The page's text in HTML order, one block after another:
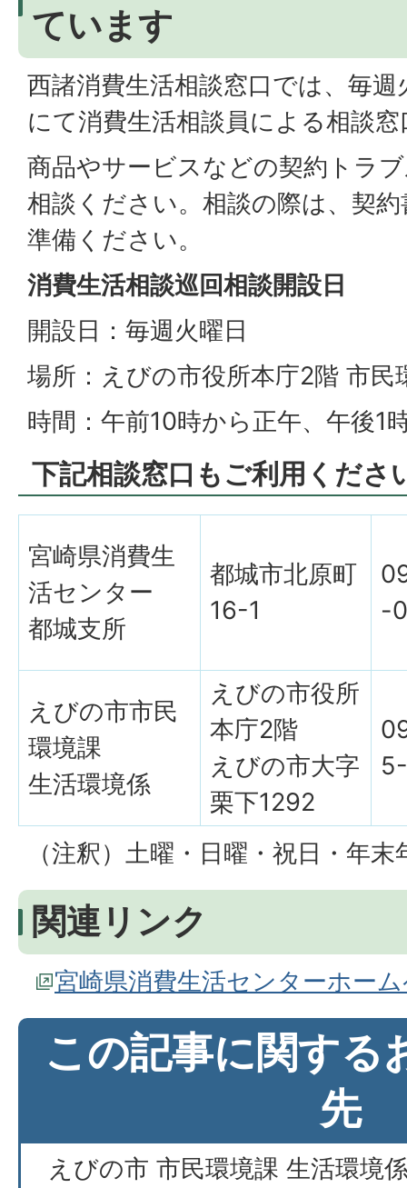
ています
西諸消費生活相談窓口では、毎
にて消費生活相談員による相談
商品やサービスなどの契約トラ
相談ください。相談の際は、契
準備ください。
消費生活相談巡回相談開設日
開設日：毎週火曜日
場所：えびの市役所本庁2階 市民
時間：午前10時から正午、午後1
下記相談窓口もご利用くださ
宮崎県消費生
活センター
都城支所
都城市北原町
16-1
-
えびの市市民
環境課
生活環境係
えびの市役所
本庁2階
えびの市大字
栗下1292
（注釈）土曜・日曜・祝日・年
関連リンク
宮崎県消費生活センターホー
この記事に関する
先
えびの市 市民環境課 生活環境